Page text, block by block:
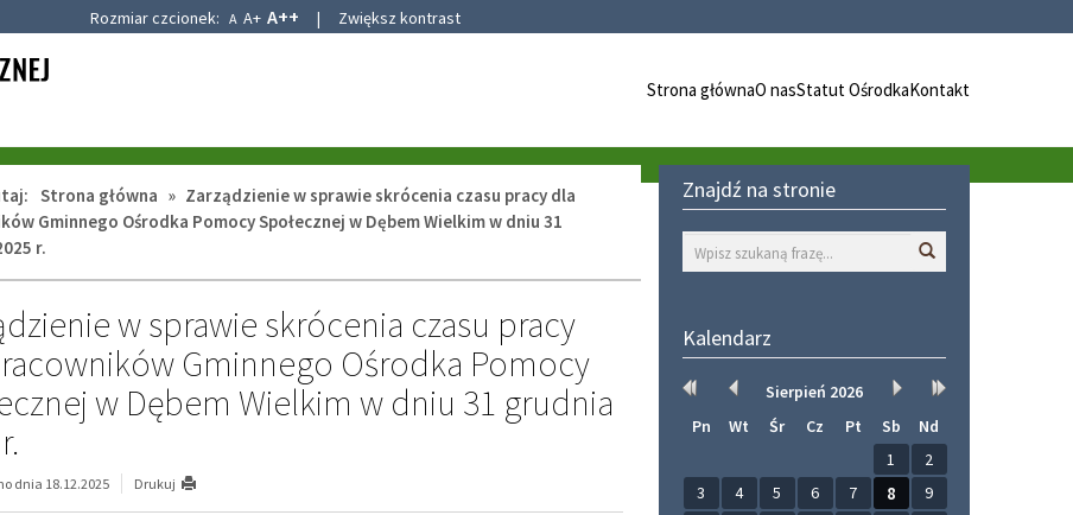
Rozmiar czcionek: A A+ A++ | Zwiększ kontrast
Strona głównaO nasStatut OśrodkaKontakt
Strona główna » Zarządzienie w sprawie skrócenia czasu pracy dla
Gminnego Ośrodka Pomocy Społecznej w Dębem Wielkim w dniu 31
r.
w sprawie skrócenia czasu pracy
Gminnego Ośrodka Pomocy
w Dębem Wielkim w dniu 31 grudnia
dnia 18.12.2025 Drukuj
Znajdź na stronie
Kalendarz
Rok
Miesiąc
wcześniej
Sierpień 2026
Miesiąc
Rok
Pn Wt Śr Cz Pt Sb
Nd
1
2
3
4 5 6 7 8
9